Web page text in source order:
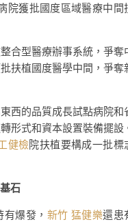
院獲批國度區域醫療中間
合型醫療辦事系統，爭奪
扶植國度醫學中間，爭奪
西的品質成長試點病院和
形式和資本設置裝備擺設
健檢院扶植要構成一批標
石
爆發， 新竹 猛健樂還患